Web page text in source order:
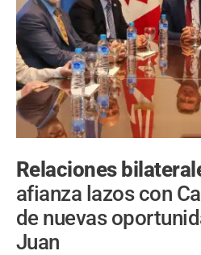
Relaciones
afianza lazos con
de nuevas
Juan